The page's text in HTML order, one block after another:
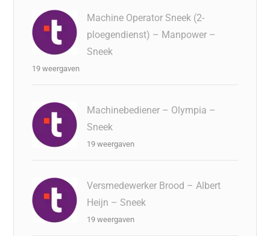
Machine Operator Sneek (2-
ploegendienst) – Manpower –
Sneek
19 weergaven
Machinebediener – Olympia –
Sneek
19 weergaven
Versmedewerker Brood – Albert
Heijn – Sneek
19 weergaven